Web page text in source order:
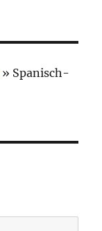
» Spanisch-